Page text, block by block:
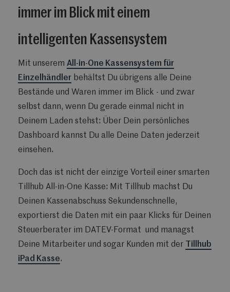
immer im Blick mit einem
intelligenten Kassensystem
Mit unserem All-in-One Kassensystem für
Einzelhändler behältst Du übrigens alle Deine
Bestände und Waren immer im Blick - und zwar
selbst dann, wenn Du gerade einmal nicht in
Deinem Laden stehst: Über Dein persönliches
Dashboard kannst Du alle Deine Daten jederzeit
einsehen.
Doch das ist nicht der einzige Vorteil einer smarten
Tillhub All-in-One Kasse: Mit Tillhub machst Du
Deinen Kassenabschuss Sekundenschnelle,
exportierst die Daten mit ein paar Klicks für Deinen
Steuerberater im DATEV-Format und managst
Deine Mitarbeiter und sogar Kunden mit der
Tillhub
iPad Kasse.